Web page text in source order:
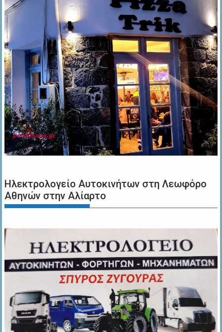
Ηλεκτρολογείο Αυτοκινήτων στη Λεωφόρο
Αθηνών στην Αλίαρτο